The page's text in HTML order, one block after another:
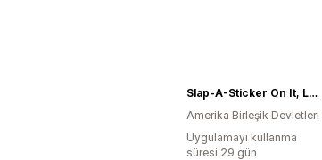
Slap-A-Sticker On It, LLC
Amerika Birleşik Devletleri
Uygulamayı kullanma
süresi:29 gün